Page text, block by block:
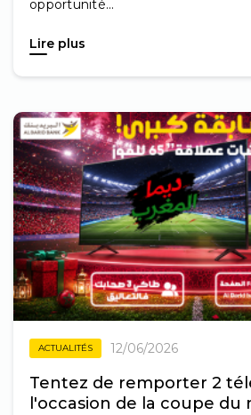
opportunité...
Lire plus
ACTUALITÉS 12/06/2026
Tentez de remporter 2
l'occasion de la coupe du